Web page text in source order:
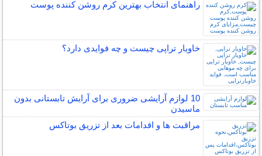
راهنمای انتخاب بهترین کرم روشن کننده پوست
خاویار تراپی چیست و چه فوایدی دارد؟
10 لوازم آرایشی ضروری برای آرایش تابستانی بدون
ماسیدن
مراقبت ها و اقدامات بعد از تزریق بوتاکس